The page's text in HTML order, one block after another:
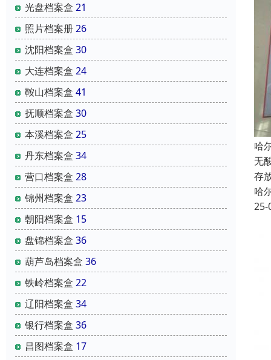
光盘档案盒 21
照片档案册26
沈阳档案盒 30
大连档案盒 24
鞍山档案盒 41
抚顺档案盒 30
本溪档案盒 25
丹东档案盒 34
营口档案盒 28
锦州档案盒 23
朝阳档案盒 15
盘锦档案盒 36
葫芦岛档案盒 36
铁岭档案盒 22
辽阳档案盒 34
银行档案盒 36
昌图档案盒 17
哈
无
存
哈
25-